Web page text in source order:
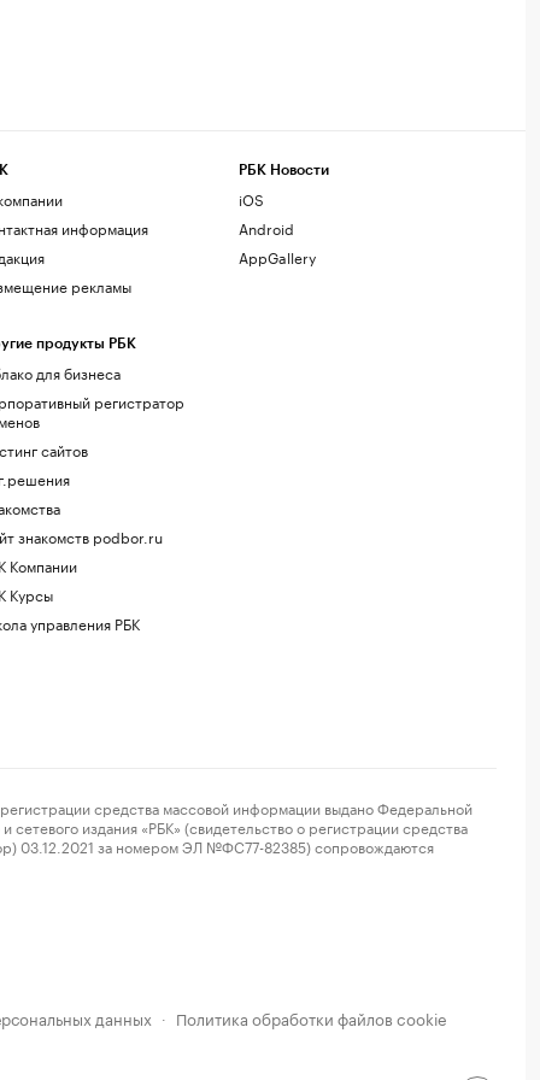
информация
рекламы
продукты РБК
для бизнеса
регистратор
сайтов
знакомств podbor.ru
Компании
Курсы
управления РБК
РБК Новости
iOS
Android
AppGallery
средства массовой информации выдано Федеральной
издания «РБК» (свидетельство о регистрации средства
03.12.2021 за номером ЭЛ №ФС77-82385) сопровождаются
данных · Политика обработки файлов cookie